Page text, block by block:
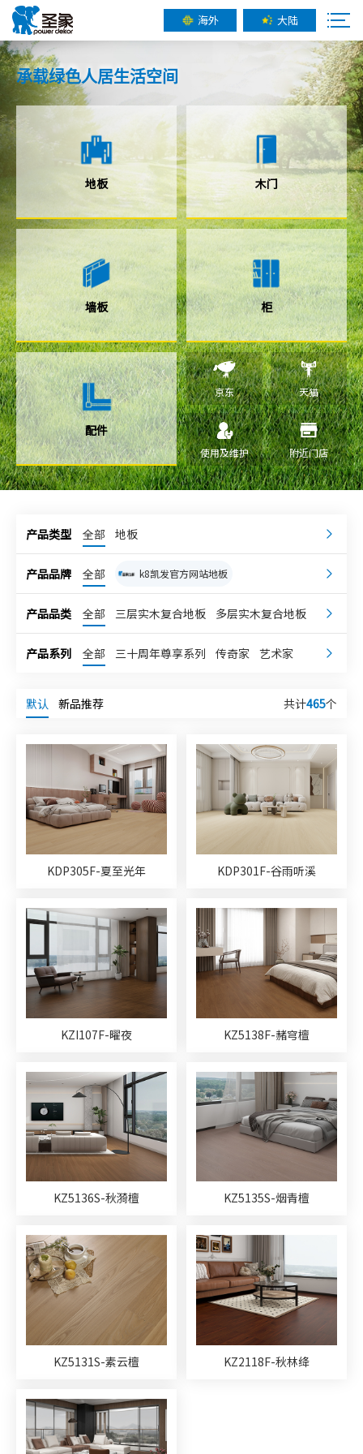
海外 大陆
承载绿色人居生活空间
地板 木门
墙板 柜
配件
京东 天猫
使用及维护 附近门店
产品类型 全部 地板
产品品牌 全部 k8凯发官方网站地板
k8凯发官方网站康逸 嘉兰奇
产品品类 全部 三层实木复合地板
多层实木复合地板
k8凯发官方网站柔石
产品系列 全部 三十周年尊享系列 传奇家 艺术家
第五大道系列
真木纹系列 印记时代系列 地暖专用地板
倍护地板
防水地板
M系星座地板系列
唐之韵系列 国风茗木系列 原木生活系列
柔石石纹系列
艺数系列 美蜡德系列
颜值时代系列
奇迹时光 金丝木
超级地板系列
1515系列
默认 新品推荐 共计465个
KDP305F-夏至光年 KDP301F-谷雨听溪
KZI107F-曜夜 KZ5138F-赭穹檀
KZ5136S-秋漪檀 KZ5135S-烟青檀
KZ5131S-素云檀 KZ2118F-秋林绛